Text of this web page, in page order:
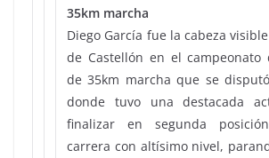
35km marcha
Diego García fue la cabeza
de Castellón en el campeonato
de 35km marcha que se
donde tuvo una destacada
finalizar en segunda
carrera con altísimo nivel,